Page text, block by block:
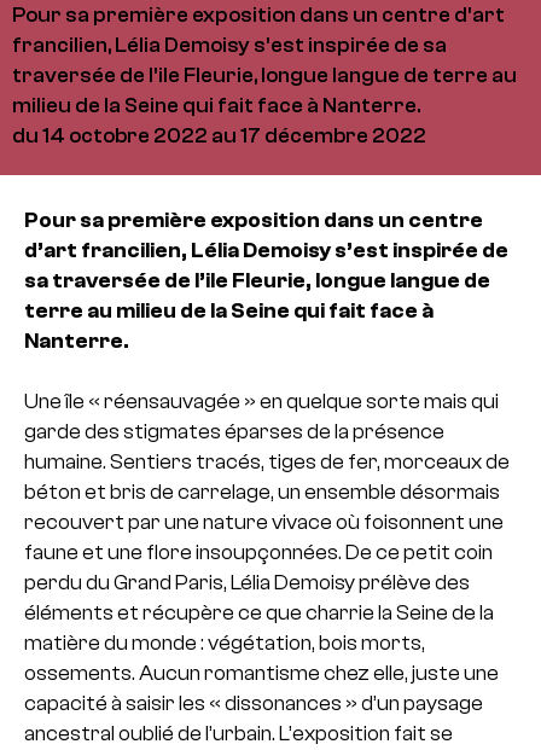
Pour sa première exposition dans un centre d’art
francilien, Lélia Demoisy s’est inspirée de sa
traversée de l’ile Fleurie, longue langue de terre au
milieu de la Seine qui fait face à Nanterre.
du 14 octobre 2022 au 17 décembre 2022
Pour sa première exposition dans un centre
d’art francilien, Lélia Demoisy s’est inspirée de
sa traversée de l’ile Fleurie, longue langue de
terre au milieu de la Seine qui fait face à
Nanterre.
Une île « réensauvagée » en quelque sorte mais qui
garde des stigmates éparses de la présence
humaine. Sentiers tracés, tiges de fer, morceaux de
béton et bris de carrelage, un ensemble désormais
recouvert par une nature vivace où foisonnent une
faune et une flore insoupçonnées. De ce petit coin
perdu du Grand Paris, Lélia Demoisy prélève des
éléments et récupère ce que charrie la Seine de la
matière du monde : végétation, bois morts,
ossements. Aucun romantisme chez elle, juste une
capacité à saisir les « dissonances » d’un paysage
ancestral oublié de l’urbain. L’exposition fait se